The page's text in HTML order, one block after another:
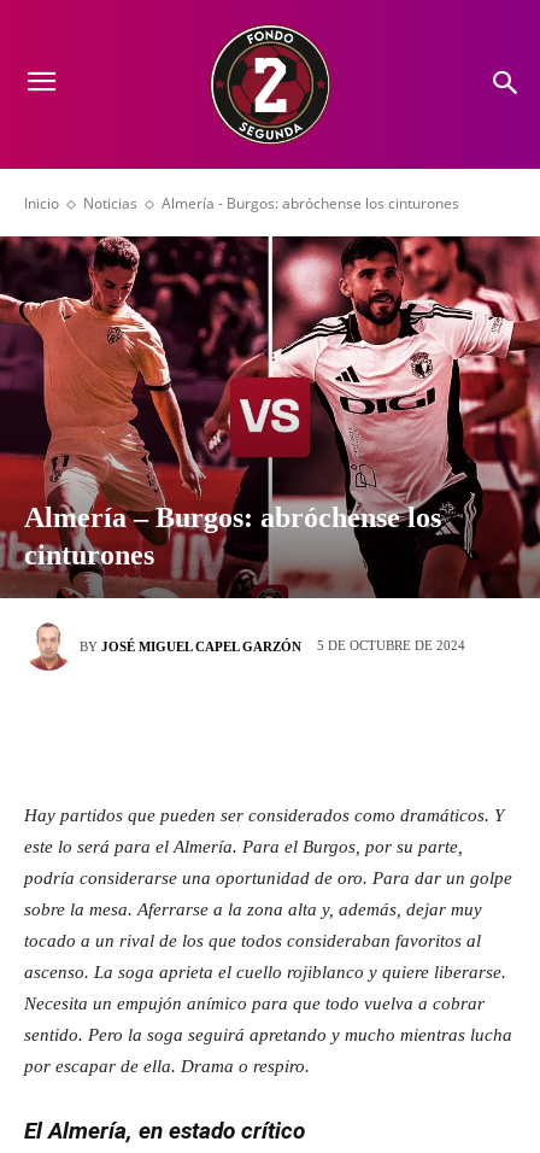
Inicio Noticias Almería - Burgos: abróchense los cinturones
Almería – Burgos: abróchense los
cinturones
BY JOSÉ MIGUEL CAPEL GARZÓN 5 DE OCTUBRE DE 2024
Hay partidos que pueden ser considerados como dramáticos. Y
este lo será para el Almería. Para el Burgos, por su parte,
podría considerarse una oportunidad de oro. Para dar un golpe
sobre la mesa. Aferrarse a la zona alta y, además, dejar muy
tocado a un rival de los que todos consideraban favoritos al
ascenso. La soga aprieta el cuello rojiblanco y quiere liberarse.
Necesita un empujón anímico para que todo vuelva a cobrar
sentido. Pero la soga seguirá apretando y mucho mientras lucha
por escapar de ella. Drama o respiro.
El Almería, en estado crítico